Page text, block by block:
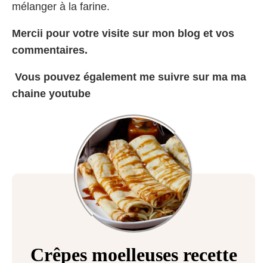
mélanger à la farine.
Mercii pour votre visite sur mon blog et vos
commentaires.
Vous pouvez également me suivre sur ma ma
chaine youtube
Crêpes moelleuses recette